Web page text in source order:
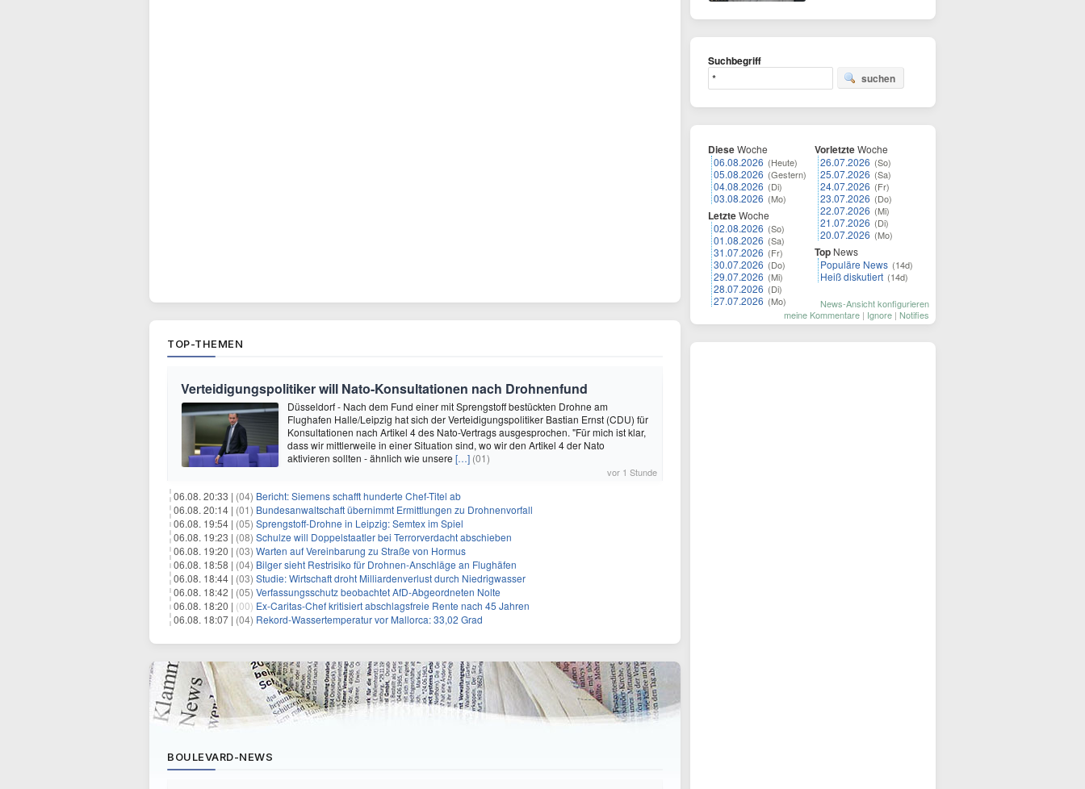
TOP-THEMEN
Verteidigungspolitiker will Nato-Konsultationen nach Drohnenfund
Düsseldorf - Nach dem Fund einer mit Sprengstoff bestückten Drohne am
Flughafen Halle/Leipzig hat sich der Verteidigungspolitiker Bastian Ernst (CDU) für
Konsultationen nach Artikel 4 des Nato-Vertrags ausgesprochen. "Für mich ist klar,
dass wir mittlerweile in einer Situation sind, wo wir den Artikel 4 der Nato
aktivieren sollten - ähnlich wie unsere […] (01)
vor 1 Stunde
06.08. 20:33 | (04) Bericht: Siemens schafft hunderte Chef-Titel ab
06.08. 20:14 | (01) Bundesanwaltschaft übernimmt Ermittlungen zu Drohnenvorfall
06.08. 19:54 | (05) Sprengstoff-Drohne in Leipzig: Semtex im Spiel
06.08. 19:23 | (08) Schulze will Doppelstaatler bei Terrorverdacht abschieben
06.08. 19:20 | (03) Warten auf Vereinbarung zu Straße von Hormus
06.08. 18:58 | (04) Bilger sieht Restrisiko für Drohnen-Anschläge an Flughäfen
06.08. 18:44 | (03) Studie: Wirtschaft droht Milliardenverlust durch Niedrigwasser
06.08. 18:42 | (05) Verfassungsschutz beobachtet AfD-Abgeordneten Nolte
06.08. 18:20 | (00) Ex-Caritas-Chef kritisiert abschlagsfreie Rente nach 45 Jahren
06.08. 18:07 | (04) Rekord-Wassertemperatur vor Mallorca: 33,02 Grad
BOULEVARD-NEWS
Suchbegriff
suchen
DieseWoche
06.08.2026 (Heute)
05.08.2026 (Gestern)
04.08.2026 (Di)
03.08.2026 (Mo)
LetzteWoche
02.08.2026 (So)
01.08.2026 (Sa)
31.07.2026 (Fr)
30.07.2026 (Do)
29.07.2026 (Mi)
28.07.2026 (Di)
27.07.2026 (Mo)
VorletzteWoche
26.07.2026 (So)
25.07.2026 (Sa)
24.07.2026 (Fr)
23.07.2026 (Do)
22.07.2026 (Mi)
21.07.2026 (Di)
20.07.2026 (Mo)
Top News
Populäre News (14d)
Heiß diskutiert (14d)
News-Ansicht konfigurieren
meine Kommentare | Ignore | Notifies